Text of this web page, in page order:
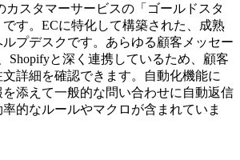
カスタマーサービスの「ゴールドスタ
す。ECに特化して構築された、成熟
プデスクです。あらゆる顧客メッセー
Shopifyと深く連携しているため、顧客
詳細を確認できます。自動化機能に
添えて一般的な問い合わせに自動返信
的なルールやマクロが含まれていま